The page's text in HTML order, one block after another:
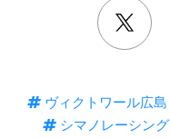
ヴィクトワール広島
シマノレーシング